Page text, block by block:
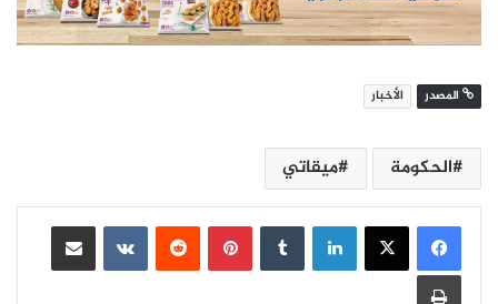
المصدر الأخبار
الحكومة ميقاتي
لينكدإن بينتيريست
مشاركة عبر البريد
طباعة